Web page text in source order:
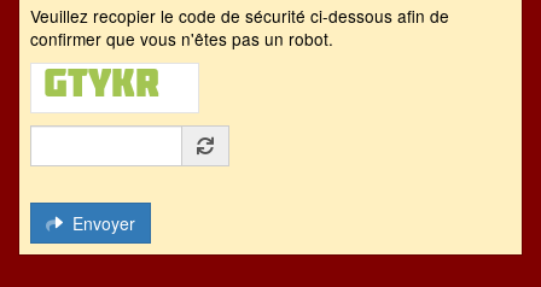
Veuillez recopier le code de sécurité ci-dessous afin de
confirmer que vous n'êtes pas un robot.
Code illisible
Envoyer